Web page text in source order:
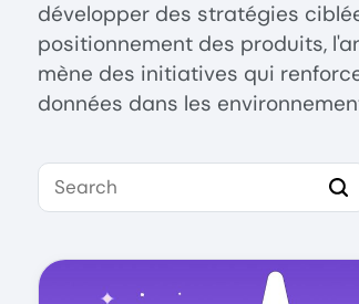
développer des stratégies
positionnement des produits,
mène des initiatives qui
données dans les
Search